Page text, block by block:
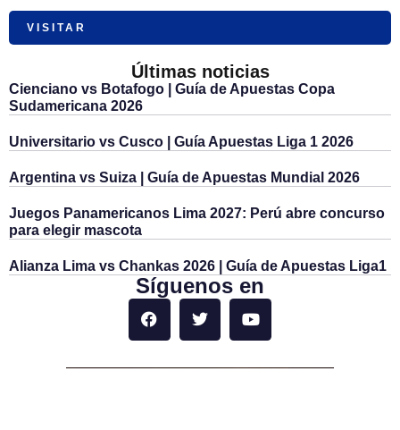
VISITAR
Últimas noticias
Cienciano vs Botafogo | Guía de Apuestas Copa
Sudamericana 2026
Universitario vs Cusco | Guía Apuestas Liga 1 2026
Argentina vs Suiza | Guía de Apuestas Mundial 2026
Juegos Panamericanos Lima 2027: Perú abre concurso
para elegir mascota
Alianza Lima vs Chankas 2026 | Guía de Apuestas Liga1
Síguenos en